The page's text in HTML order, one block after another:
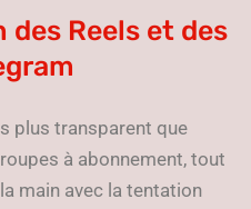
Reels et des
plus transparent que
à abonnement, tout
main avec la tentation